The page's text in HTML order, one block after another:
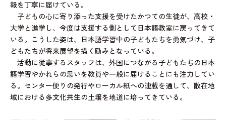
報を丁寧に届けている。
子どもの心に寄り添った支援を受けたかつての生徒が、高校・
大学と進学し、今度は支援する側として日本語教室に戻ってきて
いる。こうした姿は、日本語学習中の子どもたちを勇気づけ、子
どもたちが将来展望を描く励みとなっている。
活動に従事するスタッフは、外国につながる子どもたちの日本
語学習やかれらの思いを教員や一般に届けることにも注力してい
る。センター便りの発行やローカル紙への連載を通して、散在地
域における多文化共生の土壌を地道に培ってきている。